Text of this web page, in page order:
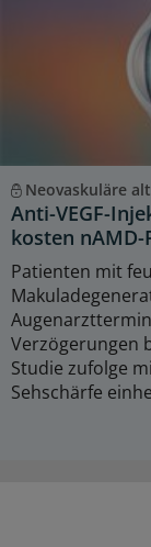
Neovaskuläre
Anti-VEGF-
kosten
Patienten mit
Verzögerungen
Studie zufolge
Sehschärfe